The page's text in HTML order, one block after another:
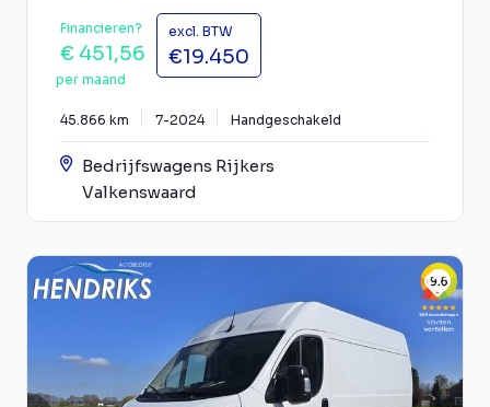
Financieren?
€ 451,56
per maand
excl. BTW
€19.450
45.866 km 7-2024 Handgeschakeld
Bedrijfswagens Rijkers
Valkenswaard